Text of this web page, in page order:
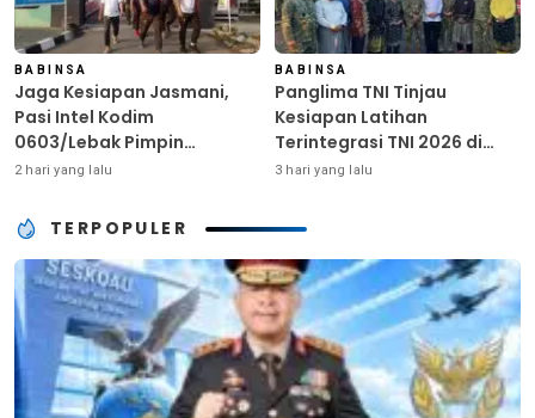
BABINSA
Jaga Kesiapan Jasmani,
Pasi Intel Kodim
0603/Lebak Pimpin
Pembinaan Fisik Rutin
2 hari yang lalu
BABINSA
Panglima TNI Tinjau
Kesiapan Latihan
Terintegrasi TNI 2026 di
Dabo Singkep
3 hari yang lalu
TERPOPULER